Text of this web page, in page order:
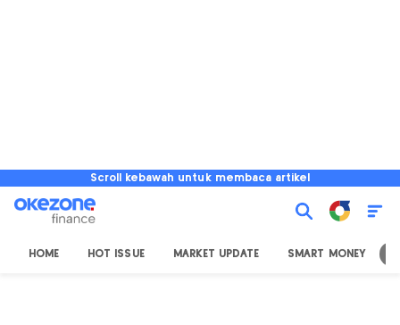
Scroll kebawah untuk membaca artikel
HOME HOT ISSUE MARKET UPDATE SMART MONEY